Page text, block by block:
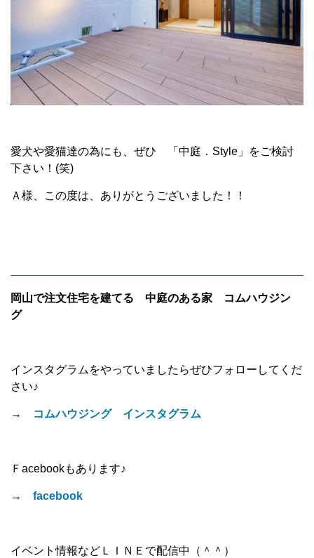
愛犬や愛猫達の為にも、ぜひ 「中庭．Style」をご検討
下さい！(笑)
Ａ様、この度は、ありがとうございました！！
岡山で注文住宅を建てる 中庭のある家 コムハウジン
グ
インスタグラムをやっていましたらぜひフォローしてくだ
さい♪
→ コムハウジング インスタグラム
Ｆacebookもあります♪
→ facebook
イベント情報などＬＩＮＥで配信中（＾＾）